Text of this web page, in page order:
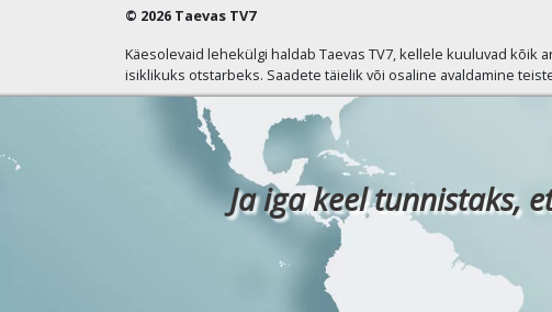
© 2026 Taevas TV7
Käesolevaid lehekülgi haldab Taevas TV7, kellele kuuluvad
isiklikuks otstarbeks. Saadete täielik või osaline avaldamine
Ja iga keel tunnistaks,